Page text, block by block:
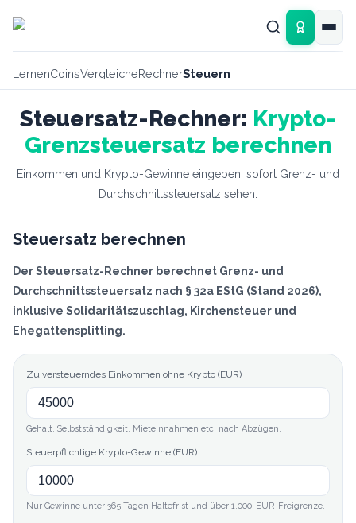
LernenCoinsVergleicheRechnerSteuern
Steuersatz-Rechner: Krypto-
Grenzsteuersatz berechnen
Einkommen und Krypto-Gewinne eingeben, sofort Grenz- und
Durchschnittssteuersatz sehen.
Steuersatz berechnen
Der Steuersatz-Rechner berechnet Grenz- und
Durchschnittssteuersatz nach § 32a EStG (Stand 2026),
inklusive Solidaritätszuschlag, Kirchensteuer und
Ehegattensplitting.
Zu versteuerndes Einkommen ohne Krypto (EUR)
Gehalt, Selbstständigkeit, Mieteinnahmen etc. nach Abzügen.
Steuerpflichtige Krypto-Gewinne (EUR)
Nur Gewinne unter 365 Tagen Haltefrist und über 1.000-EUR-Freigrenze.